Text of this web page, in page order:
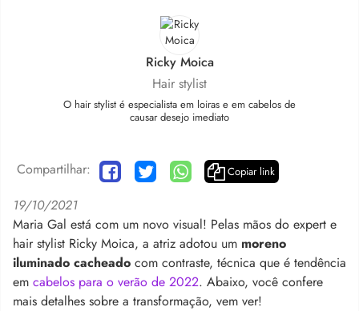
Ricky Moica
Hair stylist
O hair stylist é especialista em loiras e em cabelos de
causar desejo imediato
Compartilhar: Copiar link
19/10/2021
Maria Gal está com um novo visual! Pelas mãos do expert e
hair stylist Ricky Moica, a atriz adotou um moreno
iluminado cacheado com contraste, técnica que é tendência
em cabelos para o verão de 2022. Abaixo, você confere
mais detalhes sobre a transformação, vem ver!